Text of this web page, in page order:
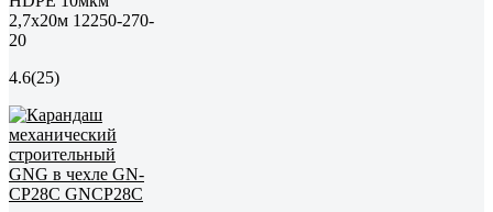
2,7х20м 12250-270-
20
4.6(25)